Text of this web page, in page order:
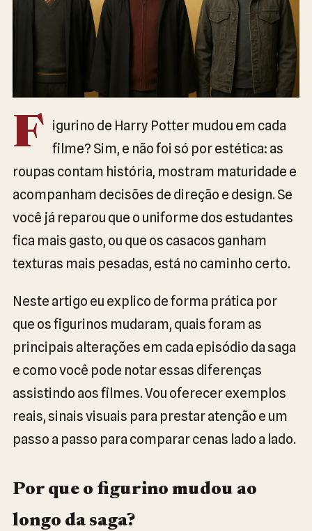
F igurino de Harry Potter mudou em cada
filme? Sim, e não foi só por estética: as
roupas contam história, mostram maturidade e
acompanham decisões de direção e design. Se
você já reparou que o uniforme dos estudantes
fica mais gasto, ou que os casacos ganham
texturas mais pesadas, está no caminho certo.
Neste artigo eu explico de forma prática por
que os figurinos mudaram, quais foram as
principais alterações em cada episódio da saga
e como você pode notar essas diferenças
assistindo aos filmes. Vou oferecer exemplos
reais, sinais visuais para prestar atenção e um
passo a passo para comparar cenas lado a lado.
Por que o figurino mudou ao
longo da saga?